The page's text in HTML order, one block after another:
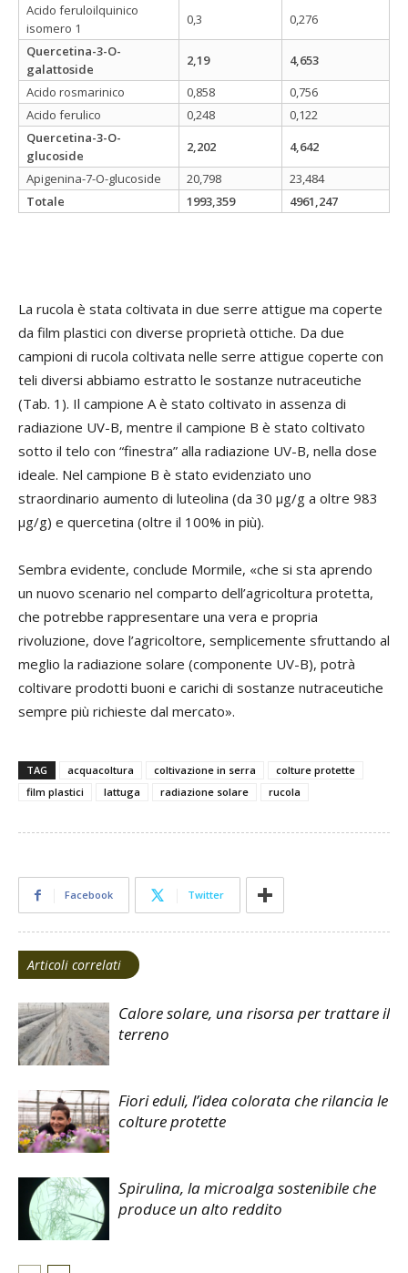
Acido feruloilquinico
isomero 1
0,3
0,276
Quercetina-3-O-
galattoside
2,19
4,653
Acido rosmarinico
0,858
0,756
Acido ferulico
0,248
0,122
Quercetina-3-O-
glucoside
2,202
4,642
Apigenina-7-O-glucoside
20,798
23,484
Totale
1993,359 4961,247
La rucola è stata coltivata in due serre attigue ma coperte
da film plastici con diverse proprietà ottiche. Da due
campioni di rucola coltivata nelle serre attigue coperte con
teli diversi abbiamo estratto le sostanze nutraceutiche
(Tab. 1). Il campione A è stato coltivato in assenza di
radiazione UV-B, mentre il campione B è stato coltivato
sotto il telo con “finestra” alla radiazione UV-B, nella dose
ideale. Nel campione B è stato evidenziato uno
straordinario aumento di luteolina (da 30 μg/g a oltre 983
μg/g) e quercetina (oltre il 100% in più).
Sembra evidente, conclude Mormile, «che si sta aprendo
un nuovo scenario nel comparto dell’agricoltura protetta,
che potrebbe rappresentare una vera e propria
rivoluzione, dove l’agricoltore, semplicemente sfruttando al
meglio la radiazione solare (componente UV-B), potrà
coltivare prodotti buoni e carichi di sostanze nutraceutiche
sempre più richieste dal mercato».
TAG acquacoltura coltivazione in serra
colture protette
film plastici
lattuga radiazione solare rucola
Facebook Twitter
Articoli correlati
Calore solare, una risorsa per trattare il
terreno
Fiori eduli, l’idea colorata che rilancia le
colture protette
Spirulina, la microalga sostenibile che
produce un alto reddito